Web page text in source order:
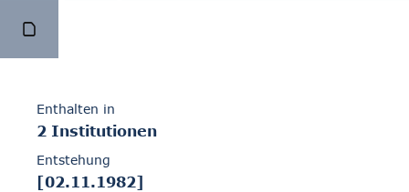
Enthalten in
2 Institutionen
Entstehung
[02.11.1982]